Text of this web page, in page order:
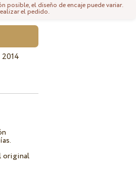
posible, el diseño de encaje puede variar.
el pedido.
original